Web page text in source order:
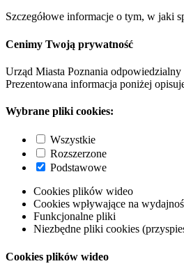
Szczegółowe informacje o tym, w jaki
Cenimy Twoją prywatność
Urząd Miasta Poznania
Prezentowana informacja poniżej
Wybrane pliki cookies:
Wszystkie
Rozszerzone
Podstawowe
Cookies plików wideo
Cookies wpływające na
Funkcjonalne pliki
Niezbędne pliki cookies
Cookies plików wideo